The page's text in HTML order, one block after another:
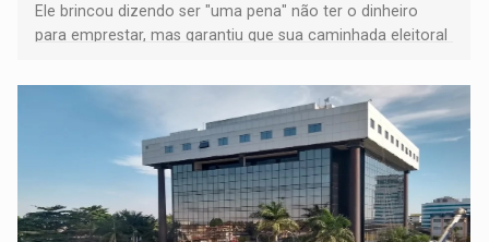
Ele brincou dizendo ser "uma pena" não ter o dinheiro
para emprestar, mas garantiu que sua caminhada eleitoral